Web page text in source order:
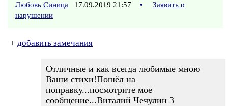
Любовь Синица 17.09.2019 21:57 •
Заявить о
нарушении
+ добавить замечания
Отличные и как всегда любимые мною
Ваши стихи!Пошёл на
поправку...посмотрите мое
сообщение...Виталий Чечулин 3